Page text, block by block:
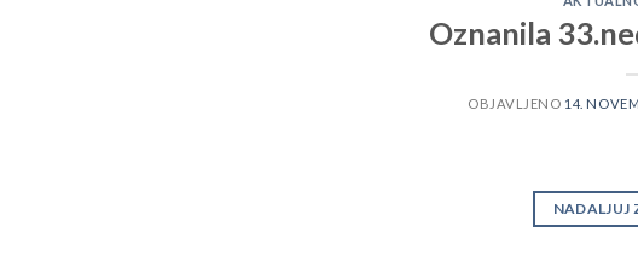
Oznanila
OBJAVLJENO 14.
NADALJUJ